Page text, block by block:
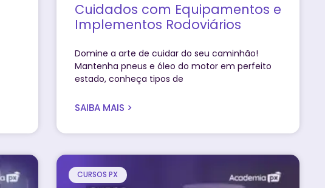
Cuidados com Equipamentos e
Implementos Rodoviários
Domine a arte de cuidar do seu caminhão!
Mantenha pneus e óleo do motor em perfeito
estado, conheça tipos de
SAIBA MAIS >
CURSOS PX